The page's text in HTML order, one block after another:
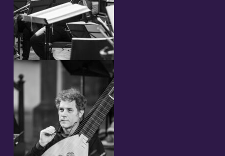
Streaming
Video
Foto
Spartiti
Future rappresentazioni